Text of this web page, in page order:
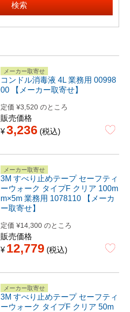
検索
メーカー取寄せ
コンドル消毒液 4L 業務用 00998
00 【メーカー取寄せ】
定価 ¥3,520 のところ
販売価格
¥3,236 税込
メーカー取寄せ
3M すべり止めテープ セーフティ
ーウォーク タイプF クリア 100m
m×5m 業務用 1078110 【メーカ
ー取寄せ】
定価 ¥14,300 のところ
販売価格
¥ 12,779 税込
メーカー取寄せ
3M すべり止めテープ セーフティ
ーウォーク タイプF クリア 50m